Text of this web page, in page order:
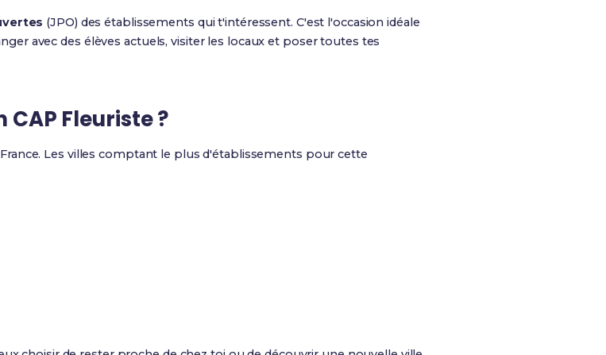
(JPO) des établissements qui t'intéressent. C'est l'occasion idéale
avec des élèves actuels, visiter les locaux et poser toutes tes
Fleuriste ?
Les villes comptant le plus d'établissements pour cette